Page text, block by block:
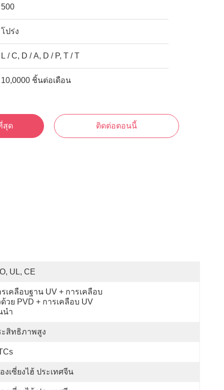
500
โปร่ง
L / C, D / A, D / P, T / T
10,0000 ชิ้นต่อเดือน
สุด ติดต่อตอนนี้
UL, CE
เคลือบฐาน UV + การเคลือบ
วย PVD + การเคลือบ UV
นำ
ะสิทธิภาพสูง
งเซี่ยงไฮ้ ประเทศจีน